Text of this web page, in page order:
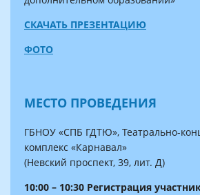
СКАЧАТЬ ПРЕЗЕНТАЦИЮ
ФОТО
МЕСТО ПРОВЕДЕНИЯ
ГБНОУ «СПБ ГДТЮ», Театрально-
комплекс «Карнавал»
(Невский проспект, 39, лит. Д)
10:00 – 10:30 Регистрация